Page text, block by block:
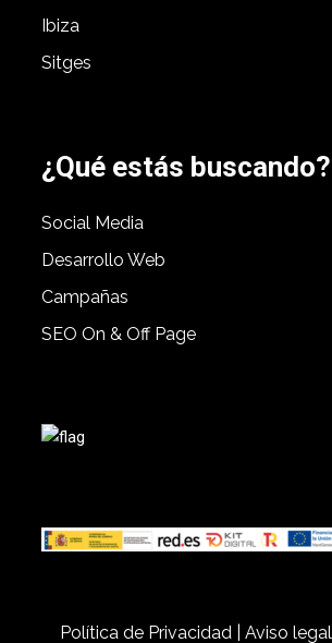
Ibiza
Sitges
¿Qué estás buscando?
Social Media
Desarrollo Web
Campañas
SEO On & Off Page
Política de Privacidad Aviso legal